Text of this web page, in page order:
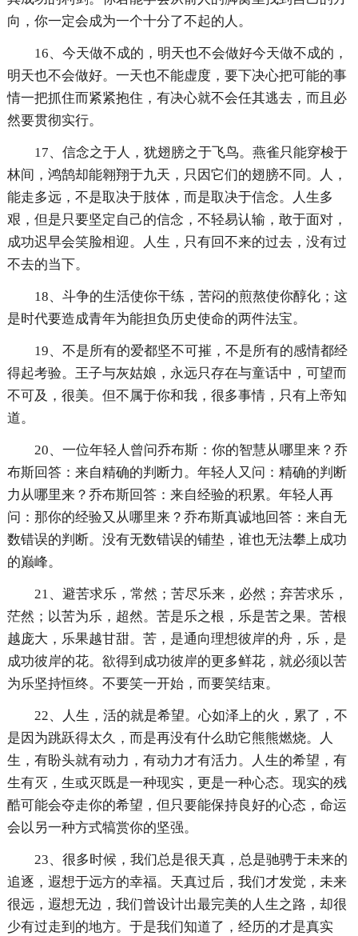
向，你一定会成为一个十分了不起的人。
16、今天做不成的，明天也不会做好今天做不成的，
明天也不会做好。一天也不能虚度，要下决心把可能的事
情一把抓住而紧紧抱住，有决心就不会任其逃去，而且必
然要贯彻实行。
17、信念之于人，犹翅膀之于飞鸟。燕雀只能穿梭于
林间，鸿鹄却能翱翔于九天，只因它们的翅膀不同。人，
能走多远，不是取决于肢体，而是取决于信念。人生多
艰，但是只要坚定自己的信念，不轻易认输，敢于面对，
成功迟早会笑脸相迎。人生，只有回不来的过去，没有过
不去的当下。
18、斗争的生活使你干练，苦闷的煎熬使你醇化；这
是时代要造成青年为能担负历史使命的两件法宝。
19、不是所有的爱都坚不可摧，不是所有的感情都经
得起考验。王子与灰姑娘，永远只存在与童话中，可望而
不可及，很美。但不属于你和我，很多事情，只有上帝知
道。
20、一位年轻人曾问乔布斯：你的智慧从哪里来？乔
布斯回答：来自精确的判断力。年轻人又问：精确的判断
力从哪里来？乔布斯回答：来自经验的积累。年轻人再
问：那你的经验又从哪里来？乔布斯真诚地回答：来自无
数错误的判断。没有无数错误的铺垫，谁也无法攀上成功
的巅峰。
21、避苦求乐，常然；苦尽乐来，必然；弃苦求乐，
茫然；以苦为乐，超然。苦是乐之根，乐是苦之果。苦根
越庞大，乐果越甘甜。苦，是通向理想彼岸的舟，乐，是
成功彼岸的花。欲得到成功彼岸的更多鲜花，就必须以苦
为乐坚持恒终。不要笑一开始，而要笑结束。
22、人生，活的就是希望。心如泽上的火，累了，不
是因为跳跃得太久，而是再没有什么助它熊熊燃烧。人
生，有盼头就有动力，有动力才有活力。人生的希望，有
生有灭，生或灭既是一种现实，更是一种心态。现实的残
酷可能会夺走你的希望，但只要能保持良好的心态，命运
会以另一种方式犒赏你的坚强。
23、很多时候，我们总是很天真，总是驰骋于未来的
追逐，遐想于远方的幸福。天真过后，我们才发觉，未来
很远，遐想无边，我们曾设计出最完美的人生之路，却很
少有过走到的地方。于是我们知道了，经历的才是真实